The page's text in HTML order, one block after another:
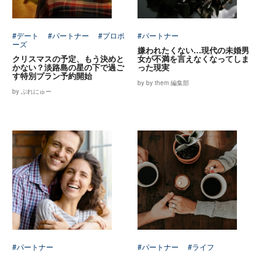
#デート #パートナー
#プロポ
ーズ
クリスマスの予定、もう決めと
かない？淡路島の星の下で過ご
す特別プラン予約開始
by ぷれにゅー
#パートナー
嫌われたくない…現代の未婚男
女が不満を言えなくなってしま
った現実
by by them 編集部
#パートナー #パートナー #ライフ